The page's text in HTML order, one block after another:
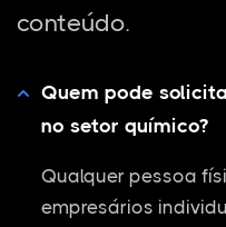
conteúdo.
Quem pode
no setor químico?
Qualquer pessoa
empresários